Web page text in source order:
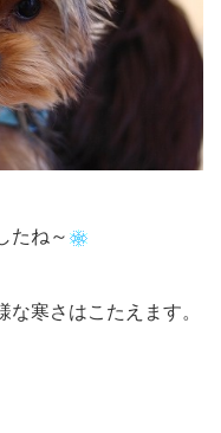
たね～
寒さはこたえます。